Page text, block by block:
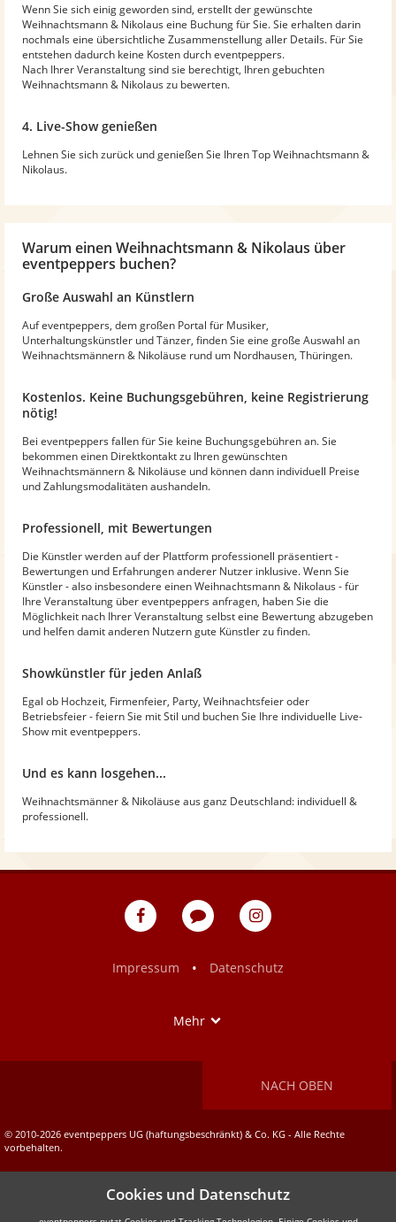
Wenn Sie sich einig geworden sind, erstellt der gewünschte
Weihnachtsmann & Nikolaus eine Buchung für Sie. Sie erhalten darin
nochmals eine übersichtliche Zusammenstellung aller Details. Für Sie
entstehen dadurch keine Kosten durch eventpeppers.
Nach Ihrer Veranstaltung sind sie berechtigt, Ihren gebuchten
Weihnachtsmann & Nikolaus zu bewerten.
4. Live-Show genießen
Lehnen Sie sich zurück und genießen Sie Ihren Top Weihnachtsmann &
Nikolaus.
Warum einen Weihnachtsmann & Nikolaus über
eventpeppers buchen?
Große Auswahl an Künstlern
Auf eventpeppers, dem großen Portal für Musiker,
Unterhaltungskünstler und Tänzer, finden Sie eine große Auswahl an
Weihnachtsmännern & Nikoläuse rund um Nordhausen, Thüringen.
Kostenlos. Keine Buchungsgebühren, keine Registrierung
nötig!
Bei eventpeppers fallen für Sie keine Buchungsgebühren an. Sie
bekommen einen Direktkontakt zu Ihren gewünschten
Weihnachtsmännern & Nikoläuse und können dann individuell Preise
und Zahlungsmodalitäten aushandeln.
Professionell, mit Bewertungen
Die Künstler werden auf der Plattform professionell präsentiert -
Bewertungen und Erfahrungen anderer Nutzer inklusive. Wenn Sie
Künstler - also insbesondere einen Weihnachtsmann & Nikolaus - für
Ihre Veranstaltung über eventpeppers anfragen, haben Sie die
Möglichkeit nach Ihrer Veranstaltung selbst eine Bewertung abzugeben
und helfen damit anderen Nutzern gute Künstler zu finden.
Showkünstler für jeden Anlaß
Egal ob Hochzeit, Firmenfeier, Party, Weihnachtsfeier oder
Betriebsfeier - feiern Sie mit Stil und buchen Sie Ihre individuelle Live-
Show mit eventpeppers.
Und es kann losgehen...
Weihnachtsmänner & Nikoläuse aus ganz Deutschland: individuell &
professionell.
eventpeppers
Blog
eventpeppers
Impressum
• Datenschutz
Mehr
NACH OBEN
© 2010-2026 eventpeppers UG (haftungsbeschränkt) & Co. KG - Alle Rechte
vorbehalten.
Cookies und Datenschutz